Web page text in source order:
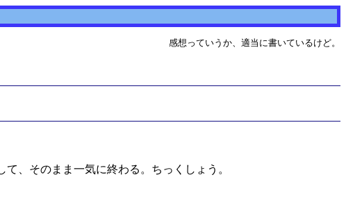
感想っていうか、適当に書いているけど。
、そのまま一気に終わる。ちっくしょう。